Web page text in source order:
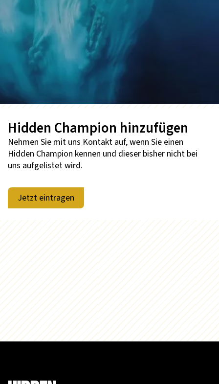
Hidden Champion hinzufügen
Nehmen Sie mit uns Kontakt auf, wenn Sie einen
Hidden Champion kennen und dieser bisher nicht bei
uns aufgelistet wird.
Jetzt eintragen